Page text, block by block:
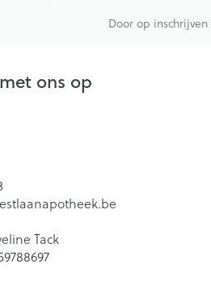
Door op
ons op
Tack